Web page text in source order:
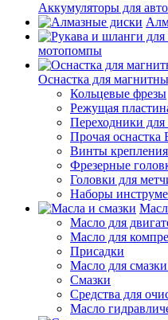
Аккумуляторы для
мотопомпы
Оснастка для
Кольцевые фрезы
Режущая
Переходники
Прочая оснастка
Винты
Фрезерные
Головки для
Наборы
Масло для
Масло для
Присадки
Масло для
Смазки
Средства для
Масло